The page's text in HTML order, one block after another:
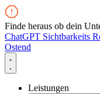
Zum
Inhalt
wechseln
Finde heraus ob dein
ChatGPT Sichtbarkeits
Ostend
Leistungen